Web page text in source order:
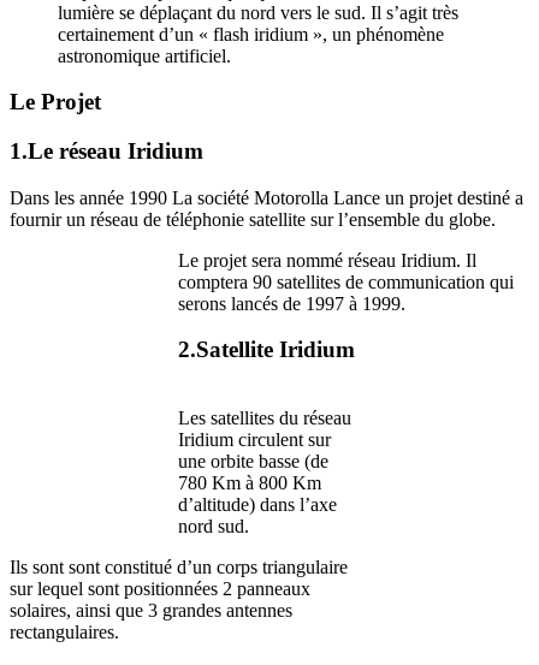
lumière se déplaçant du nord vers le sud. Il s’agit très
certainement d’un « flash iridium », un phénomène
astronomique artificiel.
Le Projet
1.Le réseau Iridium
Dans les année 1990 La société Motorolla Lance un projet destiné a
fournir un réseau de téléphonie satellite sur l’ensemble du globe.
Le projet sera nommé réseau Iridium. Il
comptera 90 satellites de communication qui
serons lancés de 1997 à 1999.
2.Satellite Iridium
Les satellites du réseau
Iridium circulent sur
une orbite basse (de
780 Km à 800 Km
d’altitude) dans l’axe
nord sud.
Ils sont sont constitué d’un corps triangulaire
sur lequel sont positionnées 2 panneaux
solaires, ainsi que 3 grandes antennes
rectangulaires.